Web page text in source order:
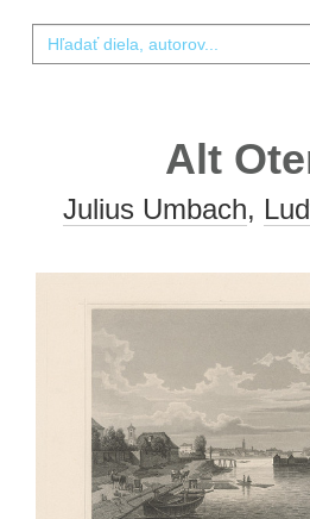
Alt
Julius Umbach,